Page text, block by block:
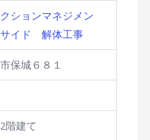
ションマネジメン
イド 解体工事
保城６８１
階建て